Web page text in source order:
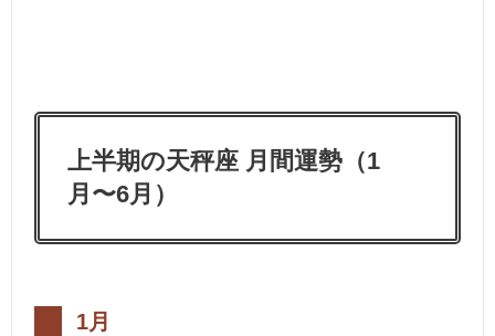
上半期の天秤座 月間運勢（1
月〜6月）
1月